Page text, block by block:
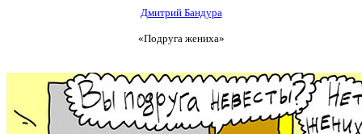
Дмитрий Бандура
«Подруга жениха»